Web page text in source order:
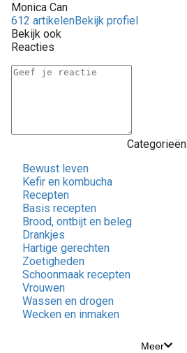
Monica Can
612 artikelenBekijk profiel
Bekijk ook
Reacties
Categorieën
Bewust leven
Kefir en kombucha
Recepten
Basis recepten
Brood, ontbijt en beleg
Drankjes
Hartige gerechten
Zoetigheden
Schoonmaak recepten
Vrouwen
Wassen en drogen
Wecken en inmaken
Meer